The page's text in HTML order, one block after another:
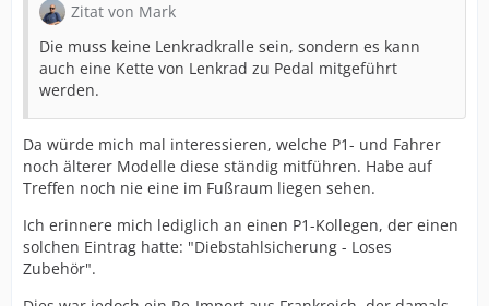
Zitat von Mark
Die muss keine Lenkradkralle sein, sondern es kann
auch eine Kette von Lenkrad zu Pedal mitgeführt
werden.
Da würde mich mal interessieren, welche P1- und Fahrer
noch älterer Modelle diese ständig mitführen. Habe auf
Treffen noch nie eine im Fußraum liegen sehen.
Ich erinnere mich lediglich an einen P1-Kollegen, der einen
solchen Eintrag hatte: "Diebstahlsicherung - Loses
Zubehör".